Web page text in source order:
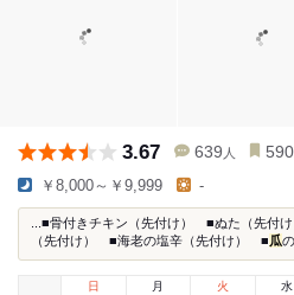
3.67 639 人
￥8,000～￥9,999 -
...■骨付きチキン（先付け） ■ぬた（先付
（先付け） ■海老の塩辛（先付け） ■ 瓜
日
月 火 水